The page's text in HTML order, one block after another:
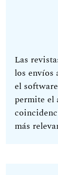
Las
los
el
permite el
más